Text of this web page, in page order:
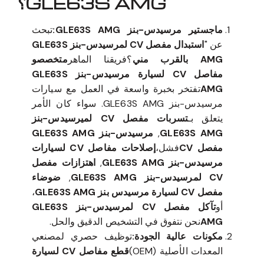
ماجستير مرسيدس-بنز GLE63S AMG:
تبحث
عن "
استبدال مفصل CV لمرسيدس-بنز GLE63S
AMG بالقرب مني
؟فريقنا الماهر متخصصو
مفاصل CV لسيارة مرسيدس-بنز GLE63S
AMGتفتخر بخبرة واسعة في العمل مع سيارات
مرسيدس-بنز GLE63S AMG. سواء كان الأمر
يتعلق بـ
تسربات مفصل CV لميرسيدس-بنز
GLE63S AMG
,
مرسيدس-بنز GLE63S AMG
مفصل CV
فشل،
إصلاحات مفاصل CV لسيارات
مرسيدس-بنز GLE63S AMG
, اهتزازات مفصل
CV لمرسيدس-بنز GLE63S AMG
, ضوضاء
مفصل CV لسيارة مرسيدس بنز GLE63S AMG
،
أو
تآكل مفصل CV لمرسيدس-بنز GLE63S
AMGنحن نتفوق في التشخيص الدقيق والحل.
مكونات عالية الجودة:توظيف حصري لمصنعي
المعدات الأصلية (OEM)
قطع مفاصل CV لسيارة